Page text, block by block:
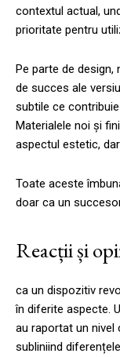
contextul actual,
prioritate pentru
Pe parte de design,
de succes ale
subtile ce
Materialele noi și
aspectul estetic,
Toate aceste
doar ca un
Reacții și
ca un dispozitiv
în diferite aspecte.
au raportat un
subliniind